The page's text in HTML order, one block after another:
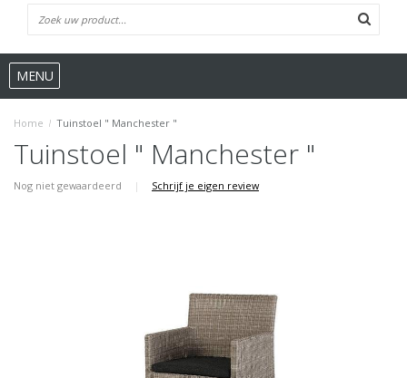
MENU
Home / Tuinstoel " Manchester "
Tuinstoel " Manchester "
Nog niet gewaardeerd | Schrijf je eigen review